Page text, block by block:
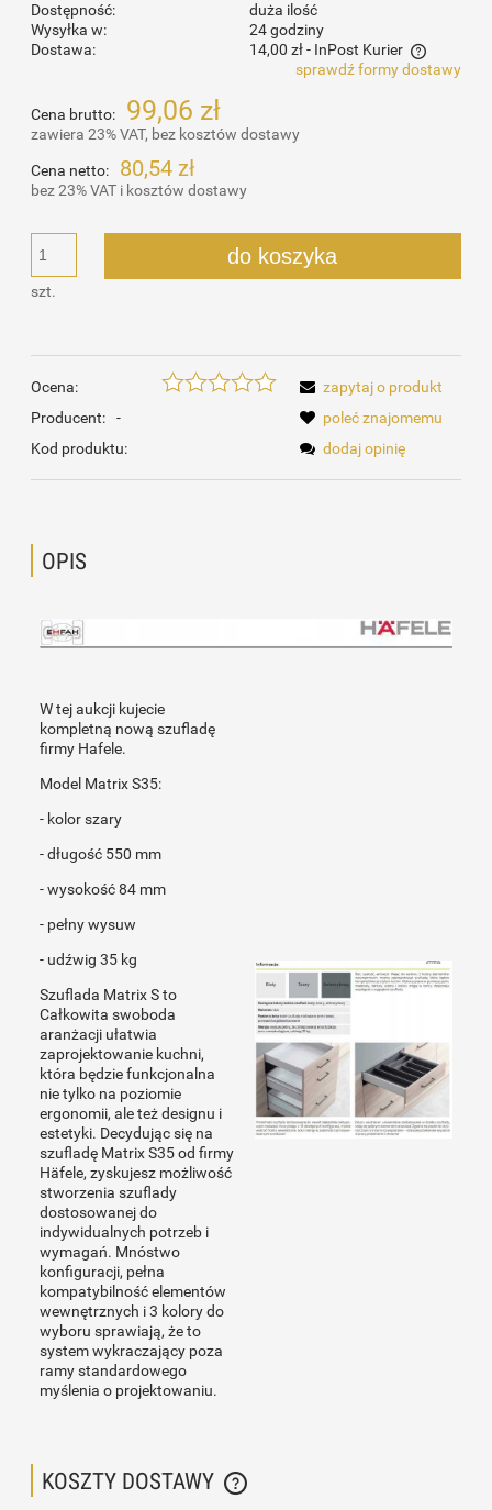
Dostępność:
duża ilość
Wysyłka w:
24 godziny
Dostawa:
14,00 zł- InPost Kurier
Cena nie zawiera ewentualnych kosztów płatnościsprawdź formy dostawy
Cena brutto: 99,06 zł
zawiera 23% VAT, bez kosztów dostawy
Cena netto: 80,54 zł
bez 23% VAT i kosztów dostawy
szt.
do koszyka
Ocena:
Producent:
-
Kod produktu:
zapytaj o produkt
poleć znajomemu
dodaj opinię
OPIS
W tej aukcji kujecie
kompletną nową szufladę
firmy Hafele.
Model Matrix S35:
- kolor szary
- długość 550 mm
- wysokość 84 mm
- pełny wysuw
- udźwig 35 kg
Szuflada Matrix S to
Całkowita swoboda
aranżacji ułatwia
zaprojektowanie kuchni,
która będzie funkcjonalna
nie tylko na poziomie
ergonomii, ale też designu i
estetyki. Decydując się na
szufladę Matrix S35 od firmy
Häfele, zyskujesz możliwość
stworzenia szuflady
dostosowanej do
indywidualnych potrzeb i
wymagań. Mnóstwo
konfiguracji, pełna
kompatybilność elementów
wewnętrznych i 3 kolory do
wyboru sprawiają, że to
system wykraczający poza
ramy standardowego
myślenia o projektowaniu.
KOSZTY DOSTAWY
CENA NIE ZAWIERA EWENTUALNYCH KOSZTÓW PŁATNOŚCI